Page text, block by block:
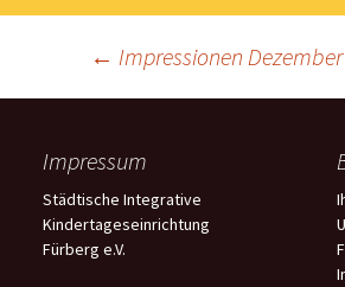
← Impressionen
Impressum
Städtische Integrative
Kindertageseinrichtung
Fürberg e.V.